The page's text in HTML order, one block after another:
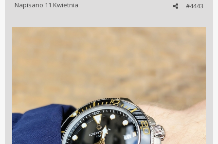
#4443
Napisano 11 Kwietnia